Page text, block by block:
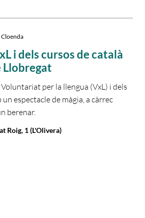
i dels cursos de català
Llobregat
per la llengua (VxL) i dels
espectacle de màgia, a càrrec
berenar.
Roig, 1 (L'Olivera)